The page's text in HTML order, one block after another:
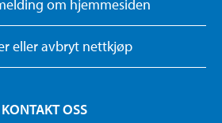
om hjemmesiden
eller avbryt nettkjøp
KONTAKT OSS